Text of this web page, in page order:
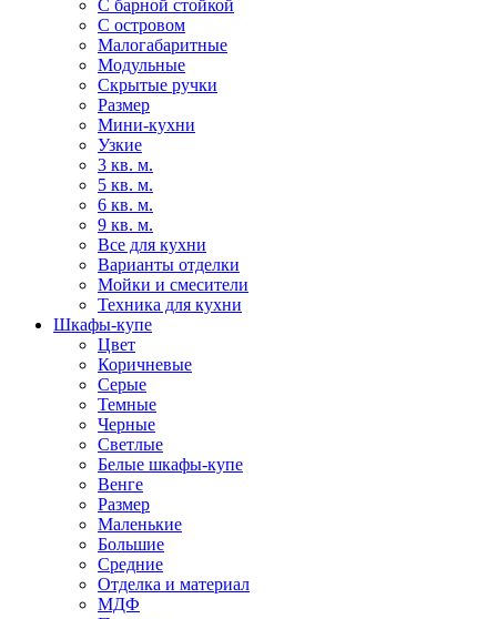
С барной стойкой
С островом
Малогабаритные
Модульные
Скрытые ручки
Размер
Мини-кухни
Узкие
3 кв. м.
5 кв. м.
6 кв. м.
9 кв. м.
Все для кухни
Варианты отделки
Мойки и смесители
Техника для кухни
Шкафы-купе
Цвет
Коричневые
Серые
Темные
Черные
Светлые
Белые шкафы-купе
Венге
Размер
Маленькие
Большие
Средние
Отделка и материал
МДФ